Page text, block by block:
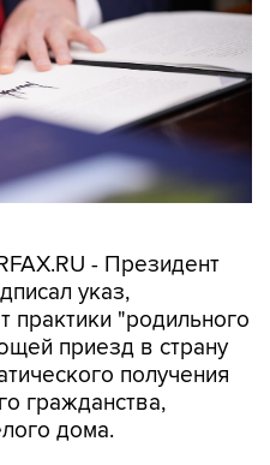
- Президент
указ,
практики "родильного
приезд в страну
получения
гражданства,
дома.